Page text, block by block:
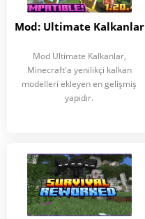
Mod: Ultimate Kalkanlar
Mod Ultimate Kalkanlar,
Minecraft'a yenilikçi kalkan
modelleri ekleyen en gelişmiş
yapıdır.